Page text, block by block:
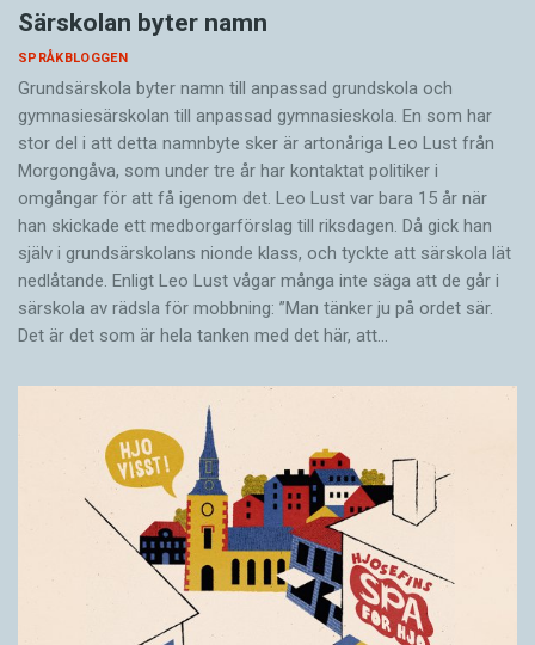
Särskolan byter namn
SPRÅKBLOGGEN
Grundsärskola byter namn till anpassad grundskola och
gymnasiesärskolan till anpassad gymnasieskola. En som har
stor del i att detta namnbyte sker är artonåriga Leo Lust från
Morgongåva, som under tre år har kontaktat politiker i
omgångar för att få igenom det. Leo Lust var bara 15 år när
han skickade ett medborgarförslag till riksdagen. Då gick han
själv i grundsärskolans nionde klass, och tyckte att särskola lät
nedlåtande. Enligt Leo Lust vågar många inte säga att de går i
särskola av rädsla för mobbning: ”Man tänker ju på ordet sär.
Det är det som är hela tanken med det här, att…